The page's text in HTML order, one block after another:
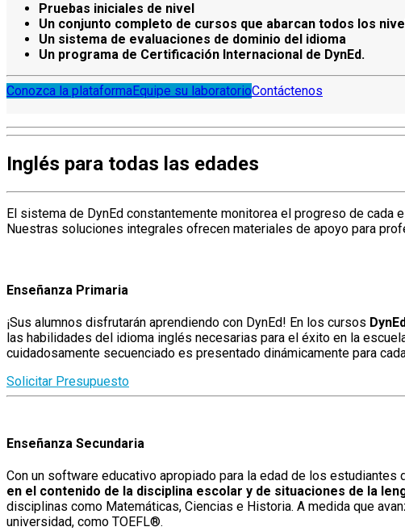
Pruebas iniciales de nivel
Un conjunto completo de cursos que abarcan todos los
Un sistema de evaluaciones de dominio del idioma
Un programa de Certificación Internacional de DynEd.
Conozca la plataformaEquipe su laboratorioContáctenos
Inglés para todas las edades
El sistema de DynEd constantemente monitorea el progreso de
Nuestras soluciones integrales ofrecen materiales de apoyo para
Enseñanza Primaria
¡Sus alumnos disfrutarán aprendiendo con DynEd! En los cursos
las habilidades del idioma inglés necesarias para el éxito en la
cuidadosamente secuenciado es presentado dinámicamente para
Solicitar Presupuesto
Enseñanza Secundaria
Con un software educativo apropiado para la edad de los estudiantes
en el contenido de la disciplina escolar y de situaciones de la
disciplinas como Matemáticas, Ciencias e Historia. A medida que
universidad, como TOEFL®.